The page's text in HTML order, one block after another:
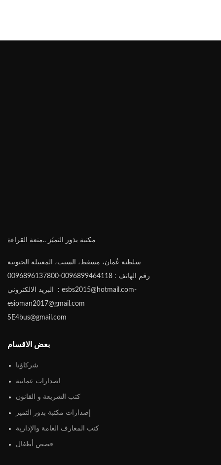
مكتبة بذور التميّز ..متعة القراءة
سلطنة عُمان، مسقط، السيب، المعبيلة الجنوبية
رقم الهاتف : 0096899464118-0096896137800
البريد الالكتروني : esbs2015@hotmail.com-
esioman2017@gmail.com
SE4bus@gmail.com
بعض الاقسام
شركاؤنا
اصدارات عمانية
كتب الشريعة و القانون
إصدارات مكتبة بذور التميز
كتب المعارف العامة والإدارية
قصص أطفال